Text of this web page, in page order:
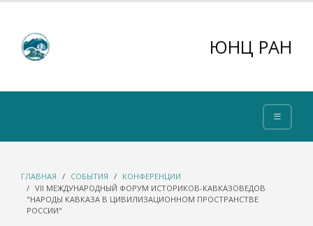
ЮНЦ РАН
ГЛАВНАЯ СОБЫТИЯ
КОНФЕРЕНЦИИ
VII МЕЖДУНАРОДНЫЙ ФОРУМ ИСТОРИКОВ-КАВКАЗОВЕДОВ
"НАРОДЫ КАВКАЗА В ЦИВИЛИЗАЦИОННОМ ПРОСТРАНСТВЕ
РОССИИ"